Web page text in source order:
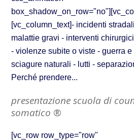
[vc_column_text]- incidenti
malattie gravi - interventi
- violenze subite o viste - guerra e
sciagure naturali - lutti -
Perché prendere...
presentazione scuola di
somatico ®
[vc_row row_type="row"